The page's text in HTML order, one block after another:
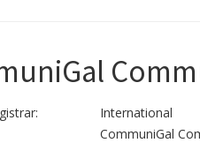
International
CommuniGal